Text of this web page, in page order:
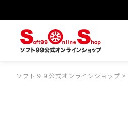
ソフト９９公式オンラインショップ >